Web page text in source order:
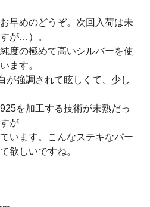
早めのどうぞ。次回入荷は未
が…）。
度の極めて高いシルバーを使
ます。
が強調されて眩しくて、少し
を加工する技術が未熟だっ
が
います。こんなステキなパー
欲しいですね。